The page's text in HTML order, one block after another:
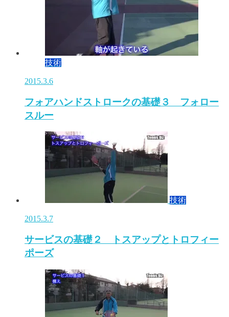
技術
2015.3.6
フォアハンドストロークの基礎３ フォロー
スルー
技術
2015.3.7
サービスの基礎２ トスアップとトロフィー
ポーズ